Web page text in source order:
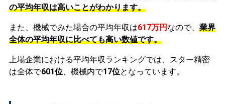
の平均年収は高いことがわかります。
また、機械でみた場合の平均年収は617万円 なので、 業界
全体の平均年収に比べても高い数値です。
上場企業における平均年収ランキングでは、スター精密
は全体で601位、機械内で17位となっています。